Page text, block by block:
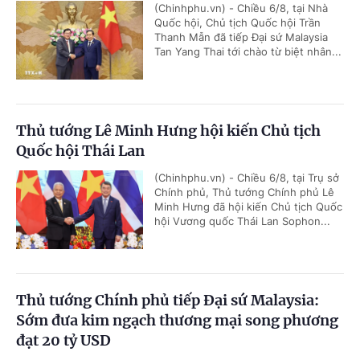
(Chinhphu.vn) - Chiều 6/8, tại Nhà
Quốc hội, Chủ tịch Quốc hội Trần
Thanh Mẫn đã tiếp Đại sứ Malaysia
Tan Yang Thai tới chào từ biệt nhân...
Thủ tướng Lê Minh Hưng hội kiến Chủ tịch
Quốc hội Thái Lan
(Chinhphu.vn) - Chiều 6/8, tại Trụ sở
Chính phủ, Thủ tướng Chính phủ Lê
Minh Hưng đã hội kiến Chủ tịch Quốc
hội Vương quốc Thái Lan Sophon...
Thủ tướng Chính phủ tiếp Đại sứ Malaysia:
Sớm đưa kim ngạch thương mại song phương
đạt 20 tỷ USD